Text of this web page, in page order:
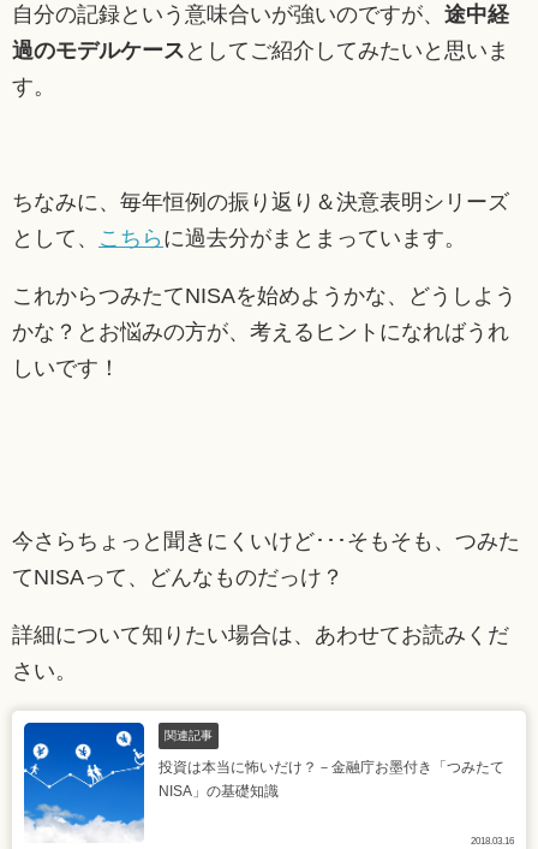
自分の記録という意味合いが強いのですが、 途中経
過のモデルケース としてご紹介してみたいと思いま
す。
ちなみに、毎年恒例の振り返り＆決意表明シリーズ
として、 こちら に過去分がまとまっています。
これからつみたてNISAを始めようかな、どうしよう
かな？とお悩みの方が、考えるヒントになればうれ
しいです！
今さらちょっと聞きにくいけど･･･そもそも、つみた
てNISAって、どんなものだっけ？
詳細について知りたい場合は、あわせてお読みくだ
さい。
関連記事
投資は本当に怖いだけ？－金融庁お墨付き「つみたて
NISA」の基礎知識
2018.03.16